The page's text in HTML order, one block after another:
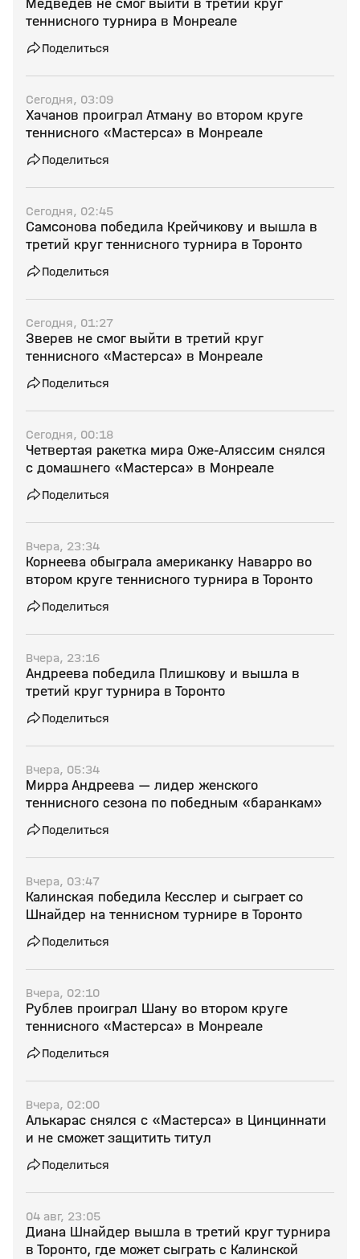
Медведев не смог выйти в третий круг
теннисного турнира в Монреале
Поделиться
Сегодня, 03:09
Хачанов проиграл Атману во втором круге
теннисного «Мастерса» в Монреале
Поделиться
Сегодня, 02:45
Самсонова победила Крейчикову и вышла в
третий круг теннисного турнира в Торонто
Поделиться
Сегодня, 01:27
Зверев не смог выйти в третий круг
теннисного «Мастерса» в Монреале
Поделиться
Сегодня, 00:18
Четвертая ракетка мира Оже‑Аляссим снялся
с домашнего «Мастерса» в Монреале
Поделиться
Вчера, 23:34
Корнеева обыграла американку Наварро во
втором круге теннисного турнира в Торонто
Поделиться
Вчера, 23:16
Андреева победила Плишкову и вышла в
третий круг турнира в Торонто
Поделиться
Вчера, 05:34
Мирра Андреева — лидер женского
теннисного сезона по победным «баранкам»
Поделиться
Вчера, 03:47
Калинская победила Кесслер и сыграет со
Шнайдер на теннисном турнире в Торонто
Поделиться
Вчера, 02:10
Рублев проиграл Шану во втором круге
теннисного «Мастерса» в Монреале
Поделиться
Вчера, 02:00
Алькарас снялся с «Мастерса» в Цинциннати
и не сможет защитить титул
Поделиться
04 авг, 23:05
Диана Шнайдер вышла в третий круг турнира
в Торонто, где может сыграть с Калинской